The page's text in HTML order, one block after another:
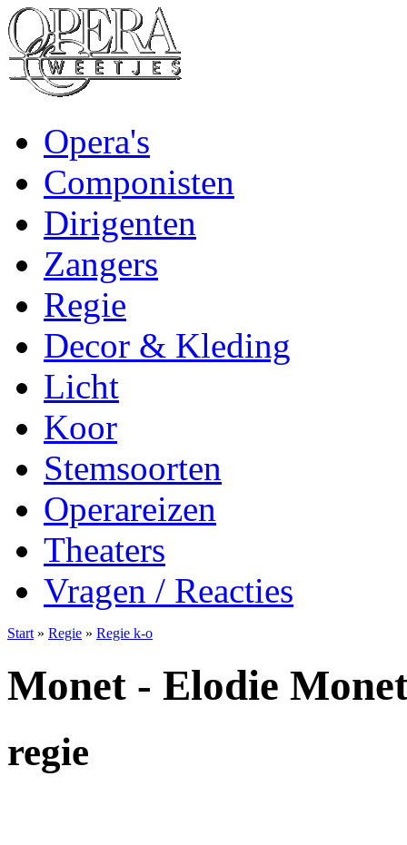
Opera's
Componisten
Dirigenten
Zangers
Regie
Decor & Kleding
Licht
Koor
Stemsoorten
Operareizen
Theaters
Vragen / Reacties
Start » Regie » Regie k-o
Monet - Elodie
regie